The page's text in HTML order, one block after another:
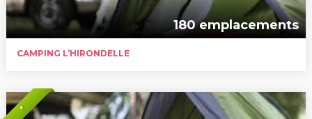
180 emplacements
CAMPING L’HIRONDELLE
*